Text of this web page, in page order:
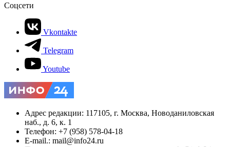
Соцсети
Vkontakte
Telegram
Youtube
Адрес редакции: 117105, г. Москва, Новоданиловская
наб., д. 6, к. 1
Телефон: +7 (958) 578-04-18
E-mail.: mail@info24.ru